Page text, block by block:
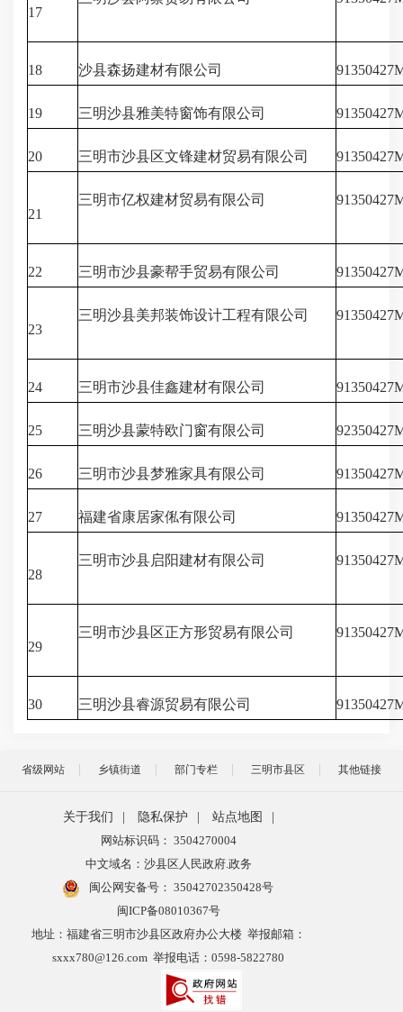
17
18 沙县森扬建材有限公司
19 三明沙县雅美特窗饰有限公司
20 三明市沙县区文锋建材贸易有限公司
21
三明市亿权建材贸易有限公司
22 三明市沙县豪帮手贸易有限公司
23
三明沙县美邦装饰设计工程有限公司
24 三明市沙县佳鑫建材有限公司
25 三明沙县蒙特欧门窗有限公司
26 三明市沙县梦雅家具有限公司
27 福建省康居家俬有限公司
28
三明市沙县启阳建材有限公司
29
三明市沙县区正方形贸易有限公司
30 三明沙县睿源贸易有限公司
省级网站 乡镇街道 部门专栏 三明市县区 其他链接
关于我们 隐私保护 站点地图
网站标识码： 3504270004
中文域名：沙县区人民政府.政务
闽公网安备号： 35042702350428号
闽ICP备08010367号
地址：福建省三明市沙县区政府办公大楼 举报邮箱：
sxxx780@126.com 举报电话：0598-5822780